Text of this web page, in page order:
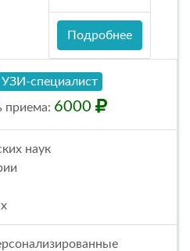
Подробнее
УЗИ-специалист
приема: 6000
наук